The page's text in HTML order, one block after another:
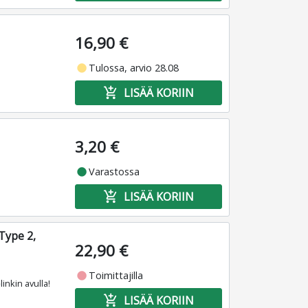
16,90 €
fiber_manual_record Tulossa, arvio 28.08
add_shopping_cart LISÄÄ KORIIN
3,20 €
fiber_manual_recordVarastossa
add_shopping_cart LISÄÄ KORIIN
2,
avulla!
22,90 €
fiber_manual_record Toimittajilla
add_shopping_cart LISÄÄ KORIIN